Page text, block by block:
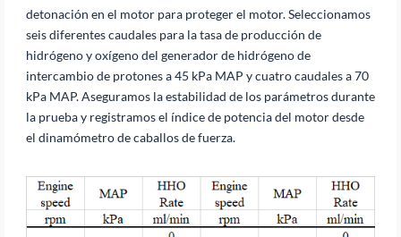
detonación en el motor para proteger el motor. Seleccionamos
seis diferentes caudales para la tasa de producción de
hidrógeno y oxígeno del generador de hidrógeno de
intercambio de protones a 45 kPa MAP y cuatro caudales a 70
kPa MAP. Aseguramos la estabilidad de los parámetros durante
la prueba y registramos el índice de potencia del motor desde
el dinamómetro de caballos de fuerza.